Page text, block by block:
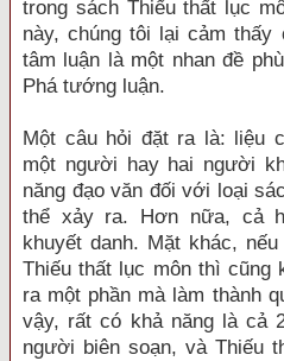
trong sách Thiếu thất lục
này, chúng tôi lại cảm thấy
tâm luận là một nhan đề
Phá tướng luận.
Một câu hỏi đặt ra là: liệu
một người hay hai người
năng đạo văn đối với loại
thể xảy ra. Hơn nữa, cả
khuyết danh. Mặt khác,
Thiếu thất lục môn thì cũng
ra một phần mà làm thành
vậy, rất có khả năng là cả
người biên soạn, và Thiếu